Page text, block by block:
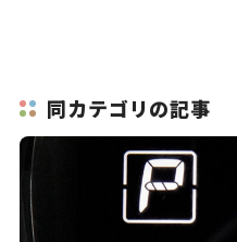
同カテゴリの記事